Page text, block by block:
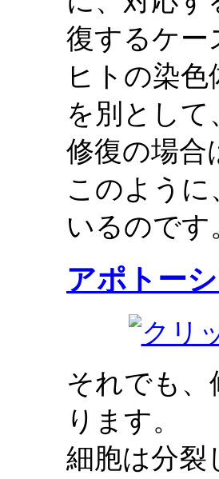
復するケー
ヒトの染
を別とし
修復の場合
このよう
いるのです
アポトー
それでも
ります。
細胞は分裂